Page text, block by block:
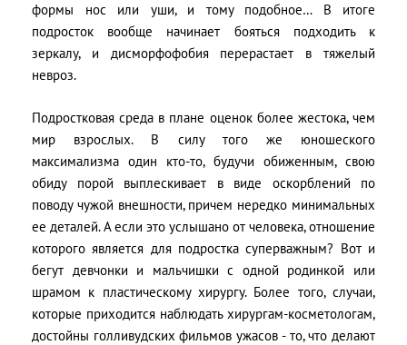
формы нос или уши, и тому подобное… В итоге
подросток вообще начинает бояться подходить к
зеркалу, и дисморфофобия перерастает в тяжелый
невроз.
Подростковая среда в плане оценок более жестока, чем
мир взрослых. В силу того же юношеского
максимализма один кто-то, будучи обиженным, свою
обиду порой выплескивает в виде оскорблений по
поводу чужой внешности, причем нередко минимальных
ее деталей. А если это услышано от человека, отношение
которого является для подростка суперважным? Вот и
бегут девчонки и мальчишки с одной родинкой или
шрамом к пластическому хирургу. Более того, случаи,
которые приходится наблюдать хирургам-косметологам,
достойны голливудских фильмов ужасов - то, что делают